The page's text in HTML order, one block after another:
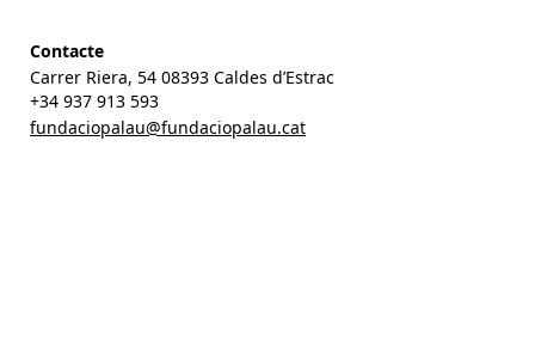
Contacte
Carrer Riera, 54 08393 Caldes d’Estrac
+34 937 913 593
fundaciopalau@fundaciopalau.cat